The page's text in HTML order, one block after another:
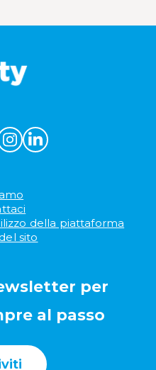
della piattaforma
sito
per
al passo